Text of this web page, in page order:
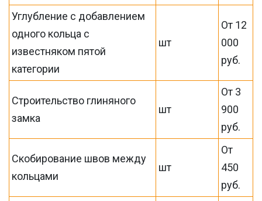
Углубление с добавлением
одного кольца с
известняком пятой
категории
шт
От 12
000
руб.
Строительство глиняного
замка
шт
От 3
900
руб.
Скобирование швов между
кольцами
шт
От
450
руб.